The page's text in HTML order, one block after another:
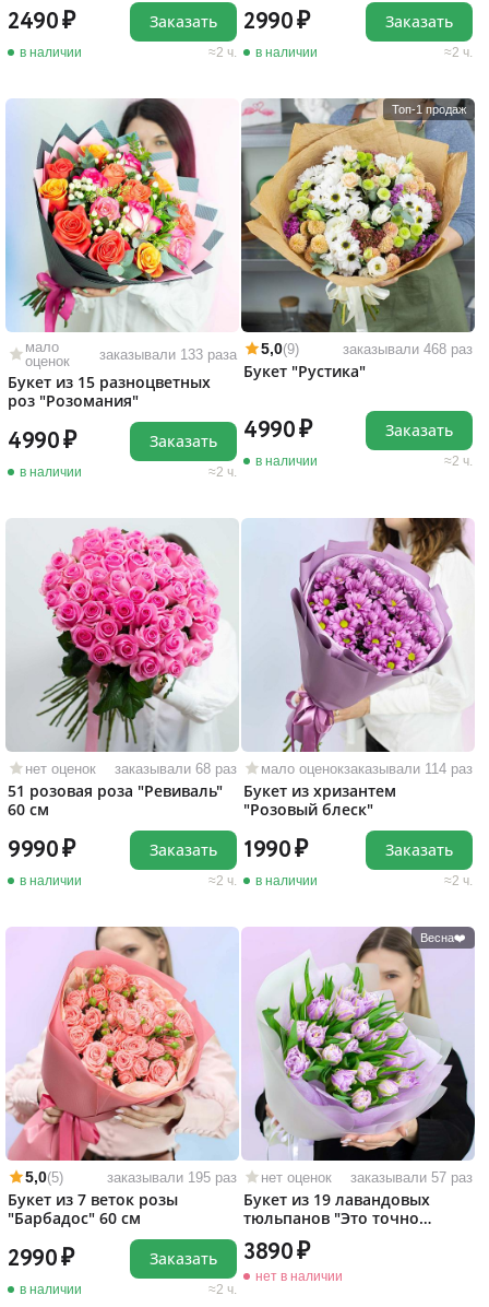
2490
в наличии 2 ч.
Заказать 2990
в наличии 2 ч.
Заказать
мало
оценок
заказывали 133 раза
Букет из 15 разноцветных
роз "Розомания"
4990
в наличии 2 ч.
Заказать
Топ-1 продаж
5,0(9) заказывали 468 раз
Букет "Рустика"
4990
в наличии 2 ч.
Заказать
нет оценок заказывали 68 раз
51 розовая роза "Ревиваль"
60 см
9990
в наличии 2 ч.
Заказать
мало оценокзаказывали 114 раз
Букет из хризантем
"Розовый блеск"
1990
в наличии 2 ч.
Заказать
5,0(5) заказывали 195 раз
Букет из 7 веток розы
"Барбадос" 60 см
2990
в наличии 2 ч.
Заказать
Весна❤️
нет оценок заказывали 57 раз
Букет из 19 лавандовых
тюльпанов "Это точно
любовь!"
3890
нет в наличии